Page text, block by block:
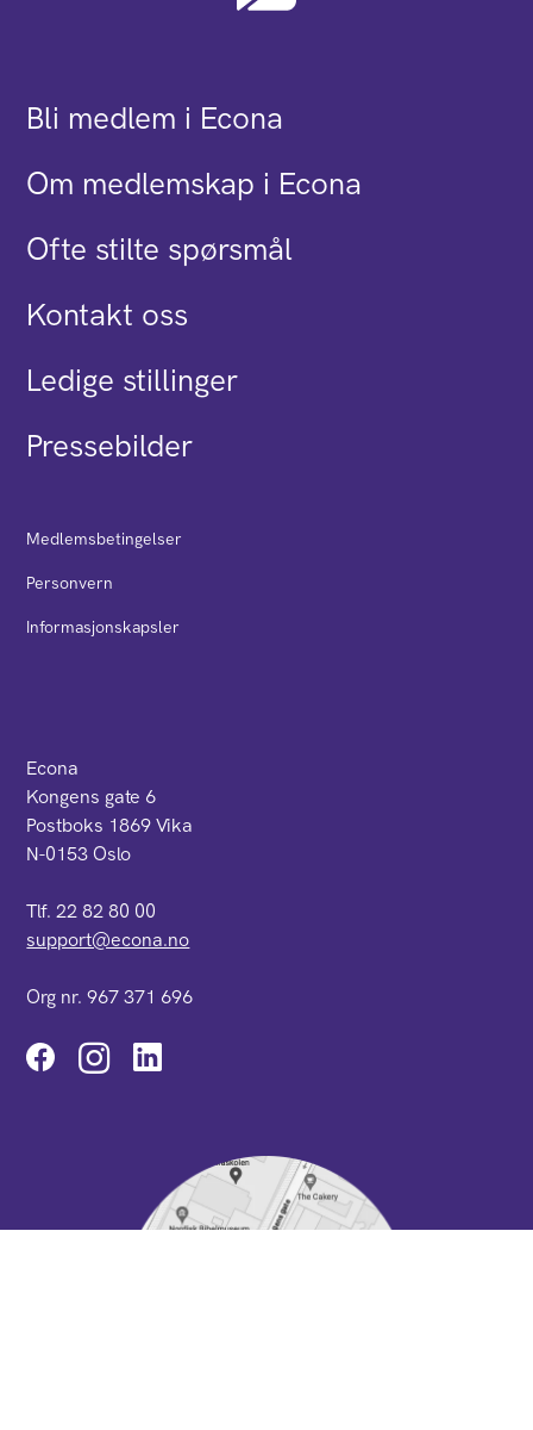
Bli medlem i Econa
Om medlemskap i Econa
Ofte stilte spørsmål
Kontakt oss
Ledige stillinger
Pressebilder
Medlemsbetingelser
Personvern
Informasjonskapsler
Econa
Kongens gate 6
Postboks 1869 Vika
N-0153 Oslo
Tlf. 22 82 80 00
support@econa.no
Org nr. 967 371 696
Instagram